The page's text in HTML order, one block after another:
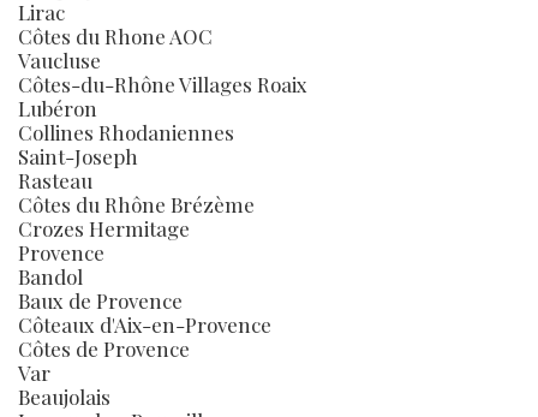
Lirac
Côtes du Rhone AOC
Vaucluse
Côtes-du-Rhône Villages Roaix
Lubéron
Collines Rhodaniennes
Saint-Joseph
Rasteau
Côtes du Rhône Brézème
Crozes Hermitage
Provence
Bandol
Baux de Provence
Côteaux d'Aix-en-Provence
Côtes de Provence
Var
Beaujolais